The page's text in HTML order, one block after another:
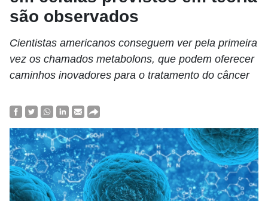
são observados
Cientistas americanos conseguem ver pela primeira
vez os chamados metabolons, que podem oferecer
caminhos inovadores para o tratamento do câncer